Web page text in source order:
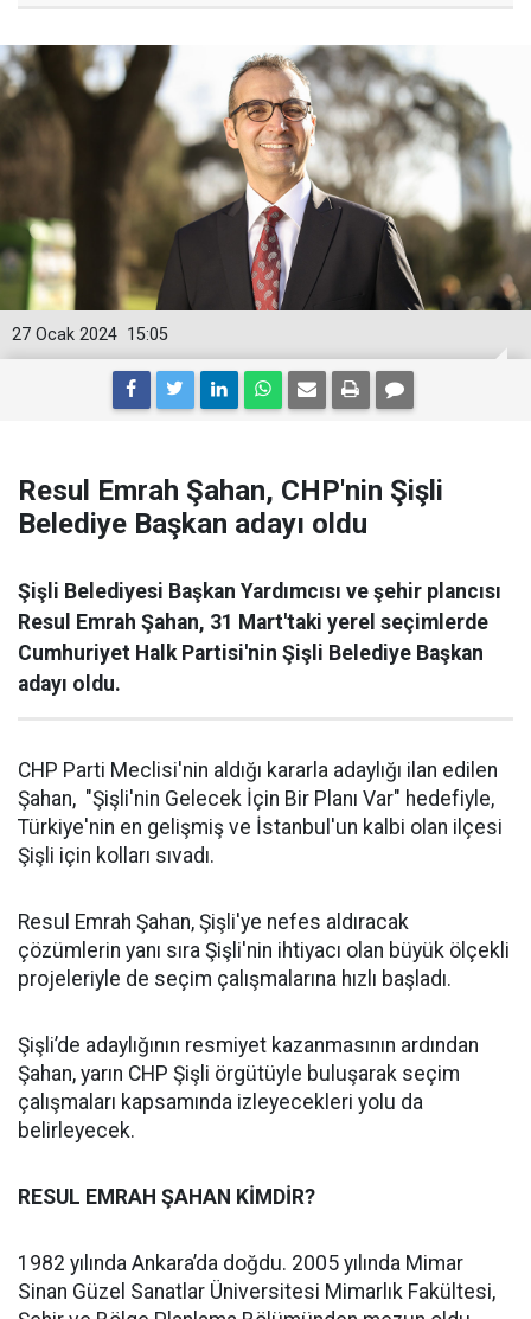
15:05
27 Ocak 2024
Resul Emrah Şahan, CHP'nin Şişli
Belediye Başkan adayı oldu
Şişli Belediyesi Başkan Yardımcısı ve şehir plancısı
Resul Emrah Şahan, 31 Mart'taki yerel seçimlerde
Cumhuriyet Halk Partisi'nin Şişli Belediye Başkan
adayı oldu.
CHP Parti Meclisi'nin aldığı kararla adaylığı ilan edilen
Şahan, "Şişli'nin Gelecek İçin Bir Planı Var" hedefiyle,
Türkiye'nin en gelişmiş ve İstanbul'un kalbi olan ilçesi
Şişli için kolları sıvadı.
Resul Emrah Şahan, Şişli'ye nefes aldıracak
çözümlerin yanı sıra Şişli'nin ihtiyacı olan büyük ölçekli
projeleriyle de seçim çalışmalarına hızlı başladı.
Şişli’de adaylığının resmiyet kazanmasının ardından
Şahan, yarın CHP Şişli örgütüyle buluşarak seçim
çalışmaları kapsamında izleyecekleri yolu da
belirleyecek.
RESUL EMRAH ŞAHAN KİMDİR?
1982 yılında Ankara’da doğdu. 2005 yılında Mimar
Sinan Güzel Sanatlar Üniversitesi Mimarlık Fakültesi,